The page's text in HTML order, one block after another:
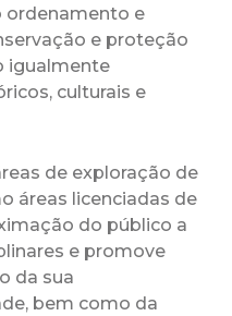
ordenamento e
e proteção
igualmente
culturais e
de exploração de
áreas licenciadas de
do público a
e promove
da sua
bem como da